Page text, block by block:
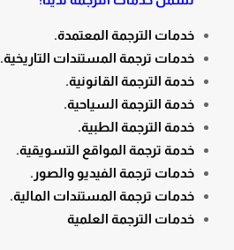
خدمات الترجمة المعتمدة.
خدمات ترجمة المستندات التاريخية.
خدمة الترجمة القانونية.
خدمة الترجمة السياحية.
خدمة الترجمة الطبية.
خدمة ترجمة المواقع التسويقية.
خدمات ترجمة الفيديو والصور.
خدمات ترجمة المستندات المالية.
خدمات الترجمة العلمية